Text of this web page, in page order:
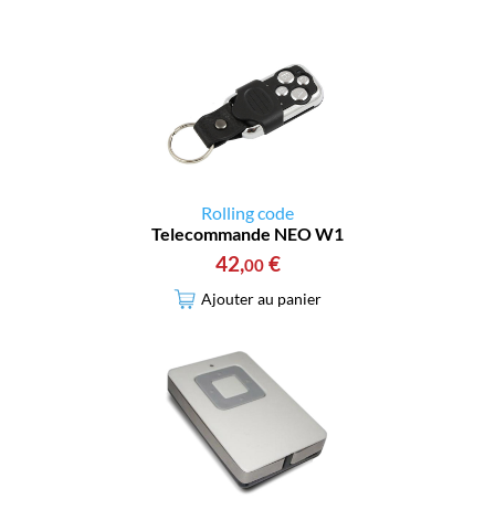
Rolling code
Telecommande NEO W1
42,00 €
Ajouter au panier